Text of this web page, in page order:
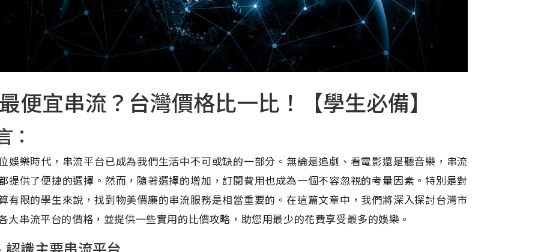
便宜串流？台灣價格比一比！【學生必備】
：
娛樂時代，串流平台已成為我們生活中不可或缺的一部分。無論是追劇、看電影還是聽音樂，串流
提供了便捷的選擇。然而，隨著選擇的增加，訂閱費用也成為一個不容忽視的考量因素。特別是對
有限的學生來說，找到物美價廉的串流服務是相當重要的。在這篇文章中，我們將深入探討台灣市
大串流平台的價格，並提供一些實用的比價攻略，助您用最少的花費享受最多的娛樂。